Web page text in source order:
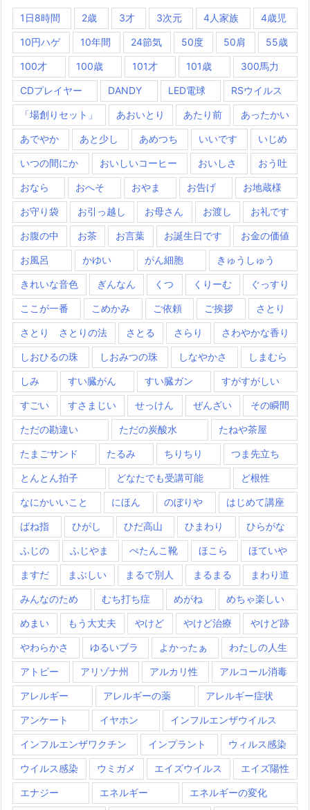
1日8時間 2歳 3才 3次元 4人家族 4歳児
10円ハゲ 10年間 24節気 50度 50肩 55歳
100才 100歳 101才 101歳 300馬力
CDプレイヤー DANDY LED電球 RSウイルス
「場創りセット」 あおいとり あたり前 あったかい
あでやか あと少し あめつち いいです いじめ
いつの間にか おいしいコーヒー おいしさ おう吐
おなら おへそ おやま お告げ お地蔵様
お守り袋 お引っ越し お母さん お渡し お礼です
お腹の中 お茶 お言葉 お誕生日です お金の価値
お風呂 かゆい がん細胞 きゅうしゅう
きれいな音色 ぎんなん くつ くりーむ ぐっすり
ここが一番 こめかみ ご依頼 ご挨拶 さとり
さとり さとりの法 さとる さらり さわやかな香り
しおひるの珠 しおみつの珠 しなやかさ しまむら
しみ すい臓がん すい臓ガン すがすがしい
すごい すさまじい せっけん ぜんざい その瞬間
ただの勘違い ただの炭酸水 たねや茶屋
たまごサンド たるみ ちりちり つま先立ち
とんとん拍子 どなたでも受講可能 ど根性
なにかいいこと にほん のぼりや はじめて講座
ばね指 ひがし ひだ高山 ひまわり ひらがな
ふじの ふじやま ぺたんこ靴 ほこら ほていや
ますだ まぶしい まるで別人 まるまる まわり道
みんなのため むち打ち症 めがね めちゃ楽しい
めまい もう大丈夫 やけど やけど治療 やけど跡
やわらかさ ゆるいブラ よかったぁ わたしの人生
アトピー アリゾナ州 アルカリ性 アルコール消毒
アレルギー アレルギーの薬 アレルギー症状
アンケート イヤホン インフルエンザウイルス
インフルエンザワクチン インプラント ウィルス感染
ウイルス感染 ウミガメ エイズウイルス エイズ陽性
エナジー エネルギー エネルギーの変化